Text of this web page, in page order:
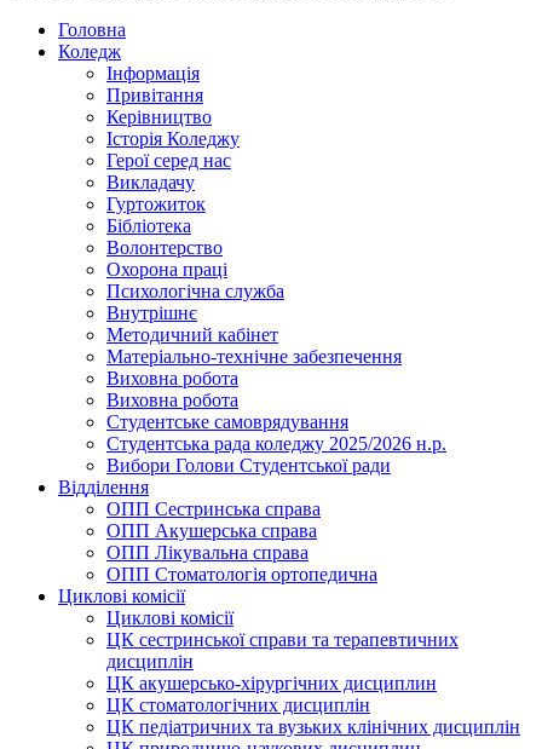
Головна
Коледж
Інформація
Привітання
Керівництво
Історія Коледжу
Герої серед нас
Викладачу
Гуртожиток
Бібліотека
Волонтерство
Охорона праці
Психологічна служба
Внутрішнє
Методичний кабінет
Матеріально-технічне забезпечення
Виховна робота
Виховна робота
Студентське самоврядування
Студентська рада коледжу 2025/2026 н.р.
Вибори Голови Студентської ради
Відділення
ОПП Сестринська справа
ОПП Акушерська справа
ОПП Лікувальна справа
ОПП Стоматологія ортопедична
Циклові комісії
Циклові комісії
ЦК сестринської справи та терапевтичних
дисциплін
ЦК акушерсько-хірургічних дисциплин
ЦК стоматологічних дисциплін
ЦК педіатричних та вузьких клінічних дисциплін